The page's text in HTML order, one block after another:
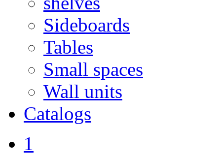
Sideboards
Tables
Small spaces
Wall units
Catalogs
1